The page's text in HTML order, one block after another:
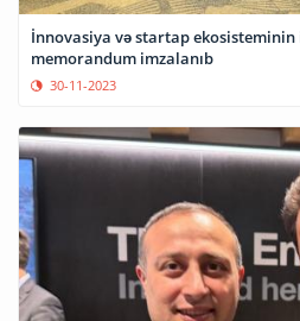
İnnovasiya və startap ekosisteminin
memorandum imzalanıb
30-11-2023